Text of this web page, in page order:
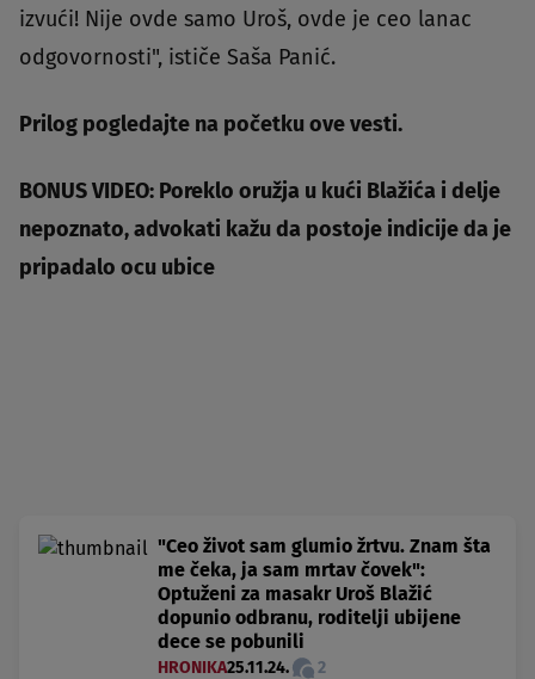
izvući! Nije ovde samo Uroš, ovde je ceo lanac
odgovornosti", ističe Saša Panić.
Prilog pogledajte na početku ove vesti.
BONUS VIDEO: Poreklo oružja u kući Blažića i delje
nepoznato, advokati kažu da postoje indicije da je
pripadalo ocu ubice
"Ceo život sam glumio žrtvu. Znam šta
me čeka, ja sam mrtav čovek":
Optuženi za masakr Uroš Blažić
dopunio odbranu, roditelji ubijene
dece se pobunili
HRONIKA25.11.24. 2